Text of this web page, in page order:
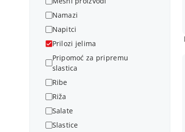
Namazi
Napitci
Prilozi jelima
Pripomoć za pripremu
slastica
Ribe
Riža
Salate
Slastice